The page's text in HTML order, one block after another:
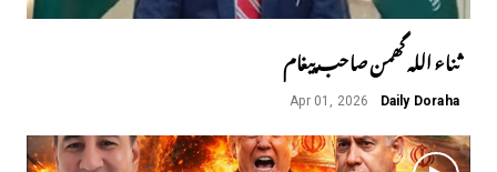
ثناء اللہ گھمن صاحب پیغام
Daily Doraha
Apr 01, 2026